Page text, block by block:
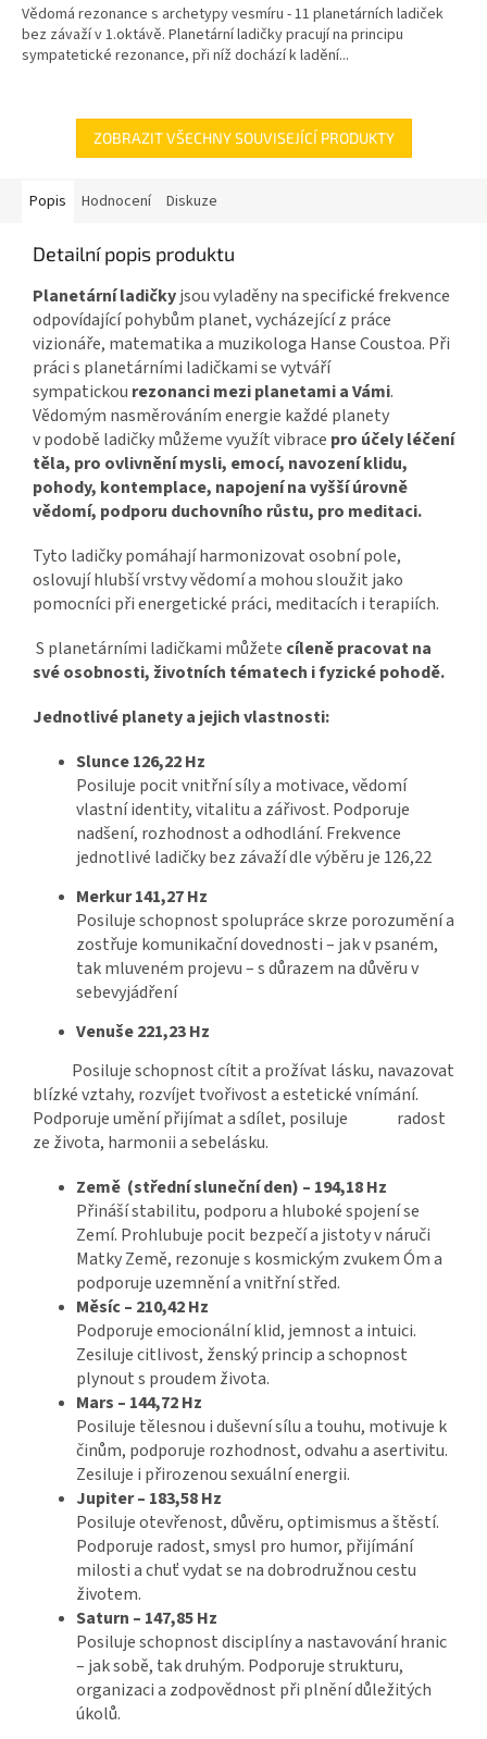
Vědomá rezonance s archetypy vesmíru - 11 planetárních ladiček
bez závaží v 1.oktávě. Planetární ladičky pracují na principu
sympatetické rezonance, při níž dochází k ladění...
ZOBRAZIT VŠECHNY SOUVISEJÍCÍ PRODUKTY
Popis Hodnocení Diskuze
Detailní popis produktu
Planetární ladičkyjsou vyladěny na specifické frekvence
odpovídající pohybům planet, vycházející z práce
vizionáře, matematika a muzikologa Hanse Coustoa. Při
práci s planetárními ladičkami se vytváří
sympatickou rezonanci mezi planetami a Vámi.
Vědomým nasměrováním energie každé planety
v podobě ladičky můžeme využít vibrace pro účely léčení
těla, pro ovlivnění mysli, emocí, navození klidu,
pohody, kontemplace, napojení na vyšší úrovně
vědomí, podporu duchovního růstu, pro meditaci.
Tyto ladičky pomáhají harmonizovat osobní pole,
oslovují hlubší vrstvy vědomí a mohou sloužit jako
pomocníci při energetické práci, meditacích i terapiích.
S planetárními ladičkami můžete cíleně pracovat na
své osobnosti, životních tématech i fyzické pohodě.
Jednotlivé planety a jejich vlastnosti:
Slunce 126,22 Hz
Posiluje pocit vnitřní síly a motivace, vědomí
vlastní identity, vitalitu a zářivost. Podporuje
nadšení, rozhodnost a odhodlání. Frekvence
jednotlivé ladičky bez závaží dle výběru je 126,22
Merkur 141,27 Hz
Posiluje schopnost spolupráce skrze porozumění a
zostřuje komunikační dovednosti – jak v psaném,
tak mluveném projevu – s důrazem na důvěru v
sebevyjádření
Venuše 221,23 Hz
Posiluje schopnost cítit a prožívat lásku, navazovat
blízké vztahy, rozvíjet tvořivost a estetické vnímání.
Podporuje umění přijímat a sdílet, posiluje radost
ze života, harmonii a sebelásku.
Země (střední sluneční den) – 194,18 Hz
Přináší stabilitu, podporu a hluboké spojení se
Zemí. Prohlubuje pocit bezpečí a jistoty v náruči
Matky Země, rezonuje s kosmickým zvukem Óm a
podporuje uzemnění a vnitřní střed.
Měsíc – 210,42 Hz
Podporuje emocionální klid, jemnost a intuici.
Zesiluje citlivost, ženský princip a schopnost
plynout s proudem života.
Mars – 144,72 Hz
Posiluje tělesnou i duševní sílu a touhu, motivuje k
činům, podporuje rozhodnost, odvahu a asertivitu.
Zesiluje i přirozenou sexuální energii.
Jupiter – 183,58 Hz
Posiluje otevřenost, důvěru, optimismus a štěstí.
Podporuje radost, smysl pro humor, přijímání
milosti a chuť vydat se na dobrodružnou cestu
životem.
Saturn – 147,85 Hz
Posiluje schopnost disciplíny a nastavování hranic
– jak sobě, tak druhým. Podporuje strukturu,
organizaci a zodpovědnost při plnění důležitých
úkolů.